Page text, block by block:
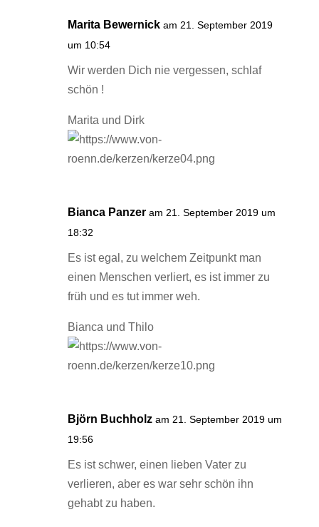
Marita Bewernick am 21. September 2019
um 10:54
Wir werden Dich nie vergessen, schlaf
schön !
Marita und Dirk
Bianca Panzer am 21. September 2019 um
18:32
Es ist egal, zu welchem Zeitpunkt man
einen Menschen verliert, es ist immer zu
früh und es tut immer weh.
Bianca und Thilo
Björn Buchholz am 21. September 2019 um
19:56
Es ist schwer, einen lieben Vater zu
verlieren, aber es war sehr schön ihn
gehabt zu haben.